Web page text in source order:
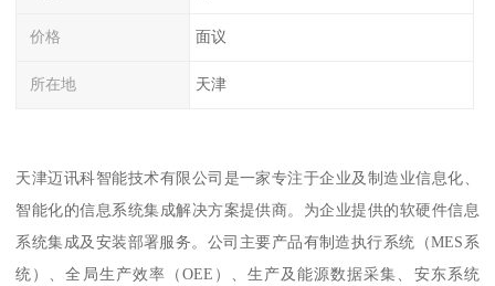
价格 面议
所在地 天津
天津迈讯科智能技术有限公司是一家专注于企业及制造业信息化、
智能化的信息系统集成解决方案提供商。为企业提供的软硬件信息
系统集成及安装部署服务。公司主要产品有制造执行系统（MES系
统）、全局生产效率（OEE）、生产及能源数据采集、安东系统